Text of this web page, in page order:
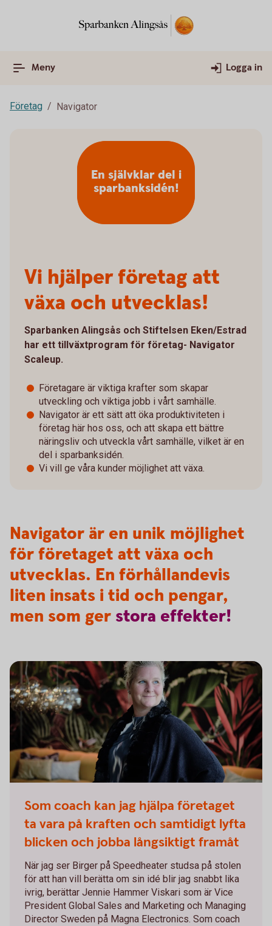
Meny Logga in
Företag Navigator
Vi hjälper företag att
växa och utvecklas!
Sparbanken Alingsås och Stiftelsen Eken/Estrad
har ett tillväxtprogram för företag- Navigator
Scaleup.
Företagare är viktiga krafter som skapar
utveckling och viktiga jobb i vårt samhälle.
Navigator är ett sätt att öka produktiviteten i
företag här hos oss, och att skapa ett bättre
näringsliv och utveckla vårt samhälle, vilket är en
del i sparbanksidén.
Vi vill ge våra kunder möjlighet att växa.
En självklar del i
sparbanksidén!
Navigator är en unik möjlighet
för företaget att växa och
utvecklas. En förhållandevis
liten insats i tid och pengar,
men som ger stora effekter!
Som coach kan jag hjälpa företaget
ta vara på kraften och samtidigt lyfta
blicken och jobba långsiktigt framåt
När jag ser Birger på Speedheater studsa på stolen
för att han vill berätta om sin idé blir jag snabbt lika
ivrig, berättar Jennie Hammer Viskari som är Vice
President Global Sales and Marketing och Managing
Director Sweden på Magna Electronics. Som coach